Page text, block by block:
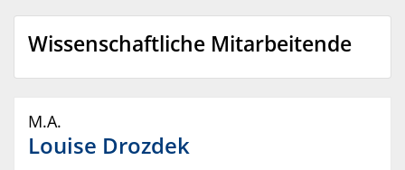
Wissenschaftliche Mitarbeitende
M.A.
Louise Drozdek